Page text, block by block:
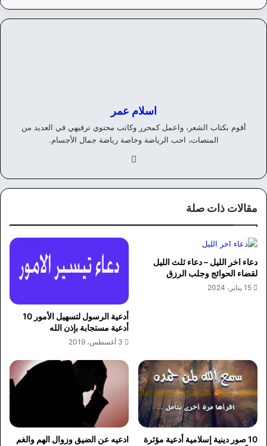
اسلام عمر
أقوم بكتاب الشعر، واعمل كمحرر وكاتب محتوي ترفيهي في العديد من
المنصات، احب الرياضة وخاصة رياضة جمال الأجسام.
وك
مقالات ذات صلة
دعاء اخر الليل – دعاء ثلث الليل
لقضاء الحوائج وجلب الرزق
15 يناير، 2024
أدعية الرسول لتسهيل الأمور 10
أدعية مستجابة بإذن الله
3 أغسطس، 2019
10 صور دينية إسلامية أدعية مؤثرة
ادعيه عن الضيق وزوال الهم والغم